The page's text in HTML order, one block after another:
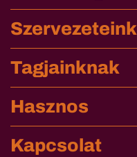
Szervezeteink
Tagjainknak
Hasznos
Kapcsolat